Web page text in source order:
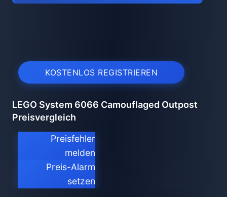
KOSTENLOS REGISTRIEREN
LEGO System 6066 Camouflaged Outpost
Preisvergleich
Preisfehler
melden
Preis-Alarm
setzen